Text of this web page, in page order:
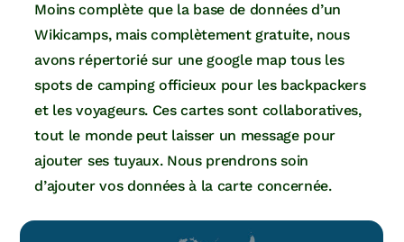
Moins complète que la base de données d’un
Wikicamps, mais complètement gratuite, nous
avons répertorié sur une google map tous les
spots de camping officieux pour les backpackers
et les voyageurs. Ces cartes sont collaboratives,
tout le monde peut laisser un message pour
ajouter ses tuyaux. Nous prendrons soin
d’ajouter vos données à la carte concernée.